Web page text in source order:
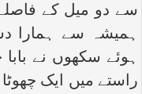
سے دو میل کے
ہمیشہ سے ہمارا
ہوئے سکھوں نے
راستے میں ایک